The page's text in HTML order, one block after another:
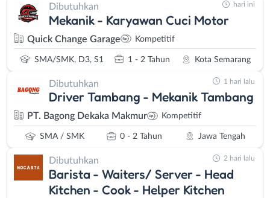
Dibutuhkan
Mekanik - Karyawan Cuci Motor
Quick Change Garage Kompetitif
SMA/SMK, D3, S1 1 - 2 Tahun Kota Semarang
hari ini
Dibutuhkan
Driver Tambang - Mekanik Tambang
PT. Bagong Dekaka Makmur Kompetitif
SMA / SMK 0 - 2 Tahun Jawa Tengah
1 hari lalu
Dibutuhkan
Barista - Waiters/ Server - Head
Kitchen - Cook - Helper Kitchen
2 hari lalu